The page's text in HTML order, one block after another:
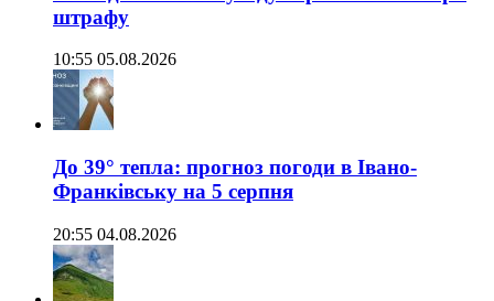
штрафу
10:55 05.08.2026
До 39° тепла: прогноз погоди в Івано-
Франківську на 5 серпня
20:55 04.08.2026